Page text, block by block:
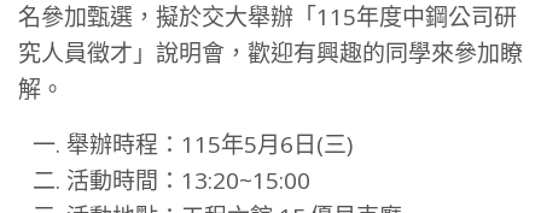
名參加甄選，擬於交大舉辦「115年度中鋼公司研
究人員徵才」說明會，歡迎有興趣的同學來參加瞭
解。
舉辦時程：115年5月6日(三)
活動時間：13:20~15:00